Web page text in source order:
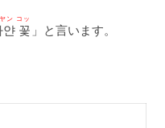
얀 꽃
ン コッ
」と言います。